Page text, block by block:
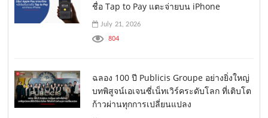
ชื่อ Tap to Pay แตะจ่ายบน iPhone
July 21, 2026
804
ฉลอง 100 ปี Publicis Groupe อย่างยิ่งใหญ่
บทพิสูจน์เอเจนซี่เน็ทเวิร์คระดับโลก ที่เติบโต
ก้าวผ่านทุกการเปลี่ยนแปลง